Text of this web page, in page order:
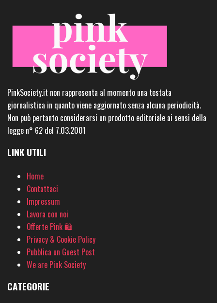
PinkSociety.it non rappresenta al momento una testata
giornalistica in quanto viene aggiornato senza alcuna periodicità.
Non può pertanto considerarsi un prodotto editoriale ai sensi della
legge n° 62 del 7.03.2001
LINK UTILI
Home
Contattaci
Impressum
Lavora con noi
Offerte Pink 🛍
Privacy & Cookie Policy
Pubblica un Guest Post
We are Pink Society
CATEGORIE